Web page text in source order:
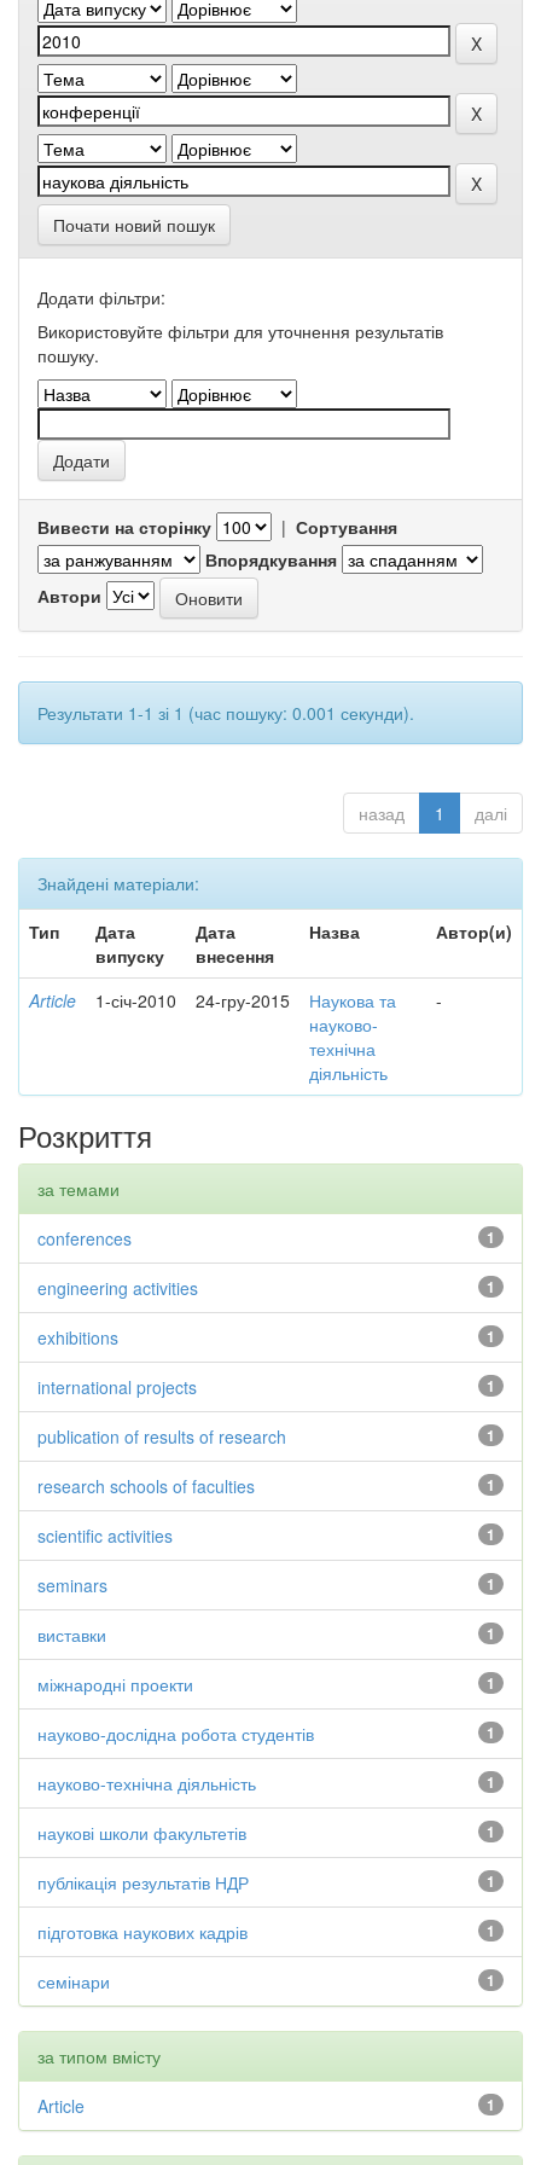
Почати новий пошук
Додати фільтри:
Використовуйте фільтри для уточнення результатів
пошуку.
Вивести на сторінку | Сортування
Впорядкування
Автори
Результати 1-1 зі 1 (час пошуку: 0.001 секунди).
назад 1 далі
Знайдені матеріали:
Тип
Дата
випуску
Дата
внесення
Назва Автор(и)
Article 1-січ-2010 24-гру-2015
Наукова та
науково-
технічна
діяльність
-
Розкриття
за темами
1
conferences
1
engineering activities
1
exhibitions
1
international projects
1
publication of results of research
1
research schools of faculties
1
scientific activities
1
seminars
1
виставки
1
міжнародні проекти
1
науково-дослідна робота студентів
1
науково-технічна діяльність
1
наукові школи факультетів
1
публікація результатів НДР
1
підготовка наукових кадрів
1
семінари
за типом вмісту
1
Article